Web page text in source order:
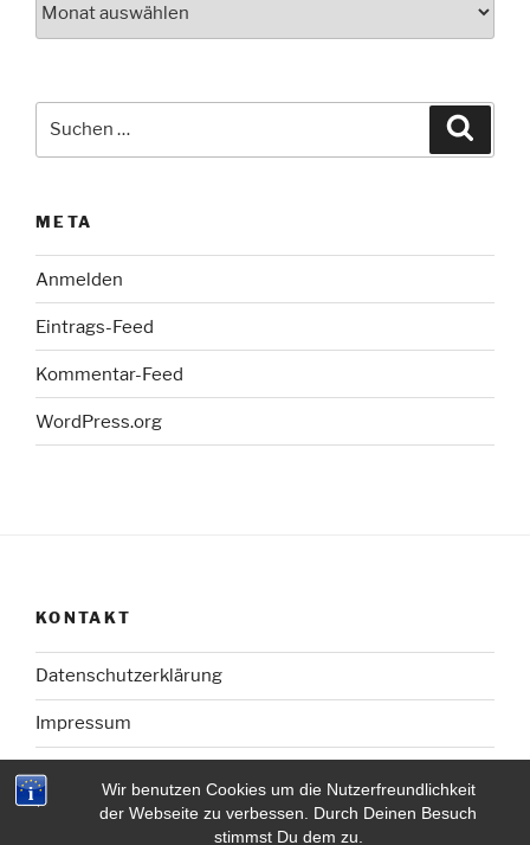
Wir benutzen Cookies um die Nutzerfreundlichkeit
der Webseite zu verbessen. Durch Deinen Besuch
stimmst Du dem zu.
META
Anmelden
Eintrags-Feed
Kommentar-Feed
WordPress.org
KONTAKT
Datenschutzerklärung
Impressum